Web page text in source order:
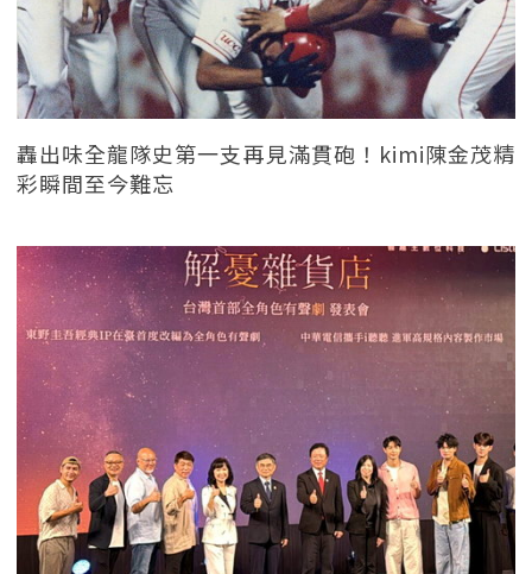
轟出味全龍隊史第一支再見滿貫砲！kimi陳金茂精
彩瞬間至今難忘